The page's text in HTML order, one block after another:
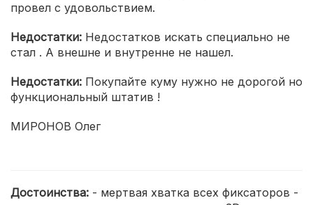
провел с удовольствием.
Недостатки: Недостатков искать специально не
стал . А внешне и внутренне не нашел.
Недостатки: Покупайте куму нужно не дорогой но
функциональный штатив !
МИРОНОВ Олег
Достоинства: - мертвая хватка всех фиксаторов -